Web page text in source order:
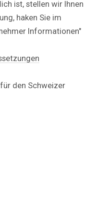
ist, stellen wir Ihnen
haken Sie im
Informationen"
den Schweizer